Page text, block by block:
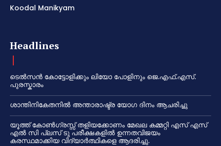
Koodal Manikyam
Headlines
ടെൽസൻ കോട്ടോളിക്കും ലിയോ പോളിനും ജെ.എഫ്.എസ്.
പുരസ്കാരം
ശാന്തിനികേതനിൽ അന്താരാഷ്ട്ര യോഗ ദിനം ആചരിച്ചു
യൂത്ത് കോൺഗ്രസ്സ് തളിയക്കോണം മേഖല കമ്മറ്റി എസ് എസ്
എൽ സി പ്ലസ് ടു പരീക്ഷകളിൽ ഉന്നതവിജയം
കരസ്ഥമാക്കിയ വിദ്യാർത്ഥികളെ ആദരിച്ചു.